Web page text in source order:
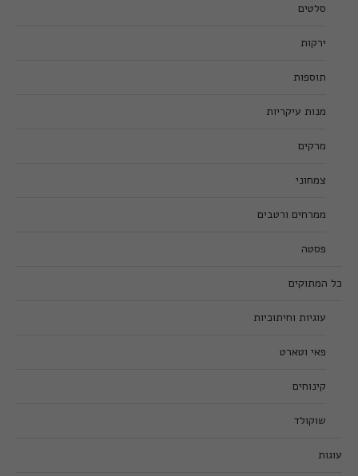
סלטים
ירקות
תוספות
מנות עיקריות
מרקים
צמחוני
ממרחים ורטבים
פסטה
כל המתוקים
עוגיות וחיתוכיות
פאי וטארט
קינוחים
שוקולד
עוגות